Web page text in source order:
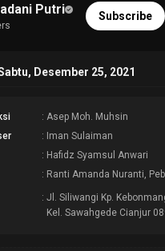
Putri Subscribe
Desember 25, 2021
: Asep Moh. Muhsin
: Iman Sulaiman
: Hafidz Syamsul Anwari
: Ranti Amanda Nuranti,
: Jl. Siliwangi Kp.
Kel. Sawahgede Cianjur